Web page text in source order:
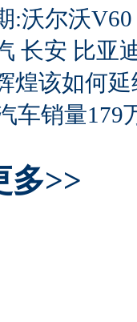
:沃尔沃
长安 比亚
煌该如何延
车销量179
多>>